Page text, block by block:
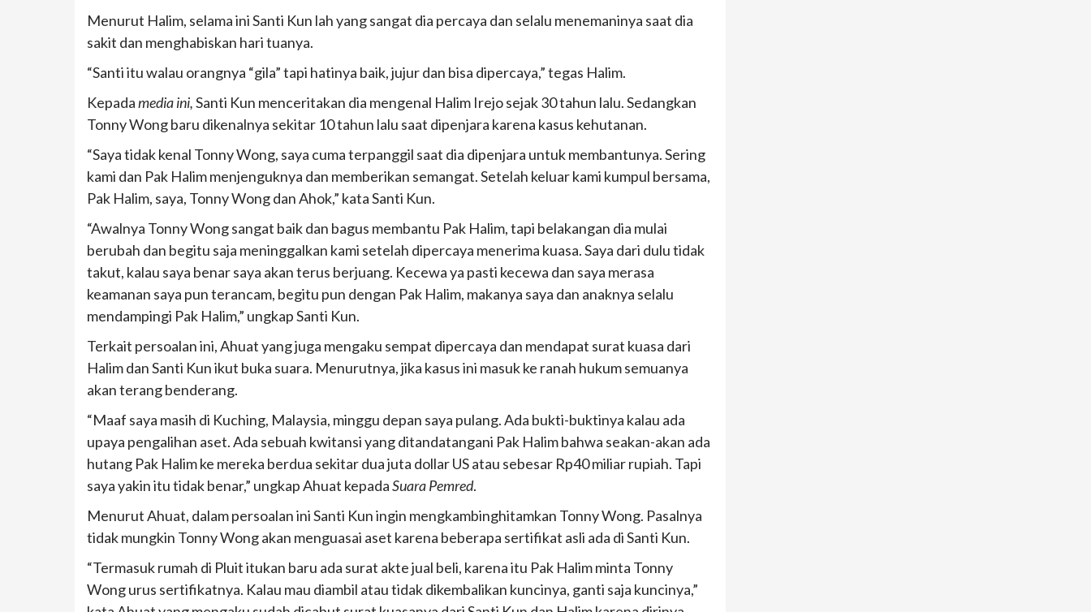
Menurut Halim, selama ini Santi Kun lah yang sangat dia percaya dan selalu menemaninya saat dia
sakit dan menghabiskan hari tuanya.
“Santi itu walau orangnya “gila” tapi hatinya baik, jujur dan bisa dipercaya,” tegas Halim.
Kepadamedia ini,Santi Kun menceritakan dia mengenal Halim Irejo sejak 30 tahun lalu. Sedangkan
Tonny Wong baru dikenalnya sekitar 10 tahun lalu saat dipenjara karena kasus kehutanan.
“Saya tidak kenal Tonny Wong, saya cuma terpanggil saat dia dipenjara untuk membantunya. Sering
kami dan Pak Halim menjenguknya dan memberikan semangat. Setelah keluar kami kumpul bersama,
Pak Halim, saya, Tonny Wong dan Ahok,” kata Santi Kun.
“Awalnya Tonny Wong sangat baik dan bagus membantu Pak Halim, tapi belakangan dia mulai
berubah dan begitu saja meninggalkan kami setelah dipercaya menerima kuasa. Saya dari dulu tidak
takut, kalau saya benar saya akan terus berjuang. Kecewa ya pasti kecewa dan saya merasa
keamanan saya pun terancam, begitu pun dengan Pak Halim, makanya saya dan anaknya selalu
mendampingi Pak Halim,” ungkap Santi Kun.
Terkait persoalan ini, Ahuat yang juga mengaku sempat dipercaya dan mendapat surat kuasa dari
Halim dan Santi Kun ikut buka suara. Menurutnya, jika kasus ini masuk ke ranah hukum semuanya
akan terang benderang.
“Maaf saya masih di Kuching, Malaysia, minggu depan saya pulang. Ada bukti-buktinya kalau ada
upaya pengalihan aset. Ada sebuah kwitansi yang ditandatangani Pak Halim bahwa seakan-akan ada
hutang Pak Halim ke mereka berdua sekitar dua juta dollar US atau sebesar Rp40 miliar rupiah. Tapi
saya yakin itu tidak benar,” ungkap Ahuat kepadaSuara Pemred.
Menurut Ahuat, dalam persoalan ini Santi Kun ingin mengkambinghitamkan Tonny Wong. Pasalnya
tidak mungkin Tonny Wong akan menguasai aset karena beberapa sertifikat asli ada di Santi Kun.
“Termasuk rumah di Pluit itukan baru ada surat akte jual beli, karena itu Pak Halim minta Tonny
Wong urus sertifikatnya. Kalau mau diambil atau tidak dikembalikan kuncinya, ganti saja kuncinya,”